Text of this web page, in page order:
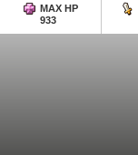
MAX HP
933